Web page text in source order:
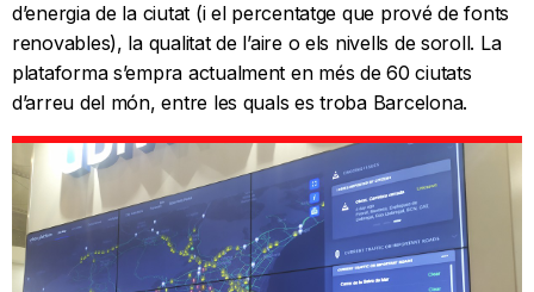
d’energia de la ciutat (i el percentatge que prové de fonts
renovables), la qualitat de l’aire o els nivells de soroll. La
plataforma s’empra actualment en més de 60 ciutats
d’arreu del món, entre les quals es troba Barcelona.